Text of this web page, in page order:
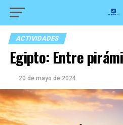
ACTIVIDADES
Egipto: Entre
20 de mayo de 2024